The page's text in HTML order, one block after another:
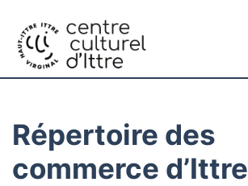
Répertoire des
commerce d’Ittre